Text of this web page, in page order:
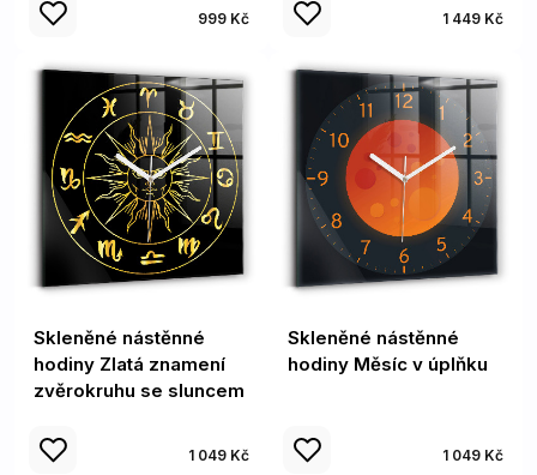
999 Kč 1 449 Kč
Skleněné nástěnné
hodiny Zlatá znamení
zvěrokruhu se sluncem
1 049 Kč
Skleněné nástěnné
hodiny Měsíc v úplňku
1 049 Kč